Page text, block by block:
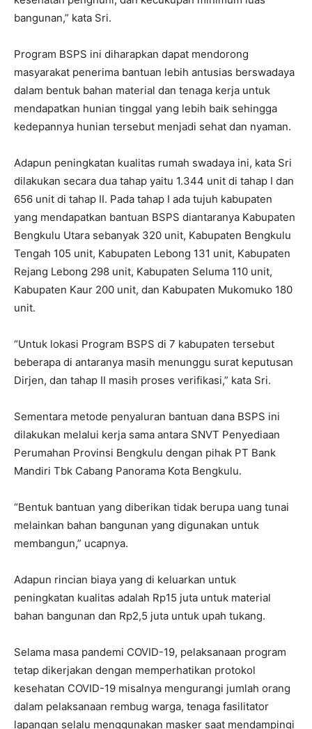
bangunan,” kata Sri.
Program BSPS ini diharapkan dapat mendorong
masyarakat penerima bantuan lebih antusias berswadaya
dalam bentuk bahan material dan tenaga kerja untuk
mendapatkan hunian tinggal yang lebih baik sehingga
kedepannya hunian tersebut menjadi sehat dan nyaman.
Adapun peningkatan kualitas rumah swadaya ini, kata Sri
dilakukan secara dua tahap yaitu 1.344 unit di tahap I dan
656 unit di tahap II. Pada tahap I ada tujuh kabupaten
yang mendapatkan bantuan BSPS diantaranya Kabupaten
Bengkulu Utara sebanyak 320 unit, Kabupaten Bengkulu
Tengah 105 unit, Kabupaten Lebong 131 unit, Kabupaten
Rejang Lebong 298 unit, Kabupaten Seluma 110 unit,
Kabupaten Kaur 200 unit, dan Kabupaten Mukomuko 180
unit.
“Untuk lokasi Program BSPS di 7 kabupaten tersebut
beberapa di antaranya masih menunggu surat keputusan
Dirjen, dan tahap II masih proses verifikasi,” kata Sri.
Sementara metode penyaluran bantuan dana BSPS ini
dilakukan melalui kerja sama antara SNVT Penyediaan
Perumahan Provinsi Bengkulu dengan pihak PT Bank
Mandiri Tbk Cabang Panorama Kota Bengkulu.
“Bentuk bantuan yang diberikan tidak berupa uang tunai
melainkan bahan bangunan yang digunakan untuk
membangun,” ucapnya.
Adapun rincian biaya yang di keluarkan untuk
peningkatan kualitas adalah Rp15 juta untuk material
bahan bangunan dan Rp2,5 juta untuk upah tukang.
Selama masa pandemi COVID-19, pelaksanaan program
tetap dikerjakan dengan memperhatikan protokol
kesehatan COVID-19 misalnya mengurangi jumlah orang
dalam pelaksanaan rembug warga, tenaga fasilitator
lapangan selalu menggunakan masker saat mendampingi